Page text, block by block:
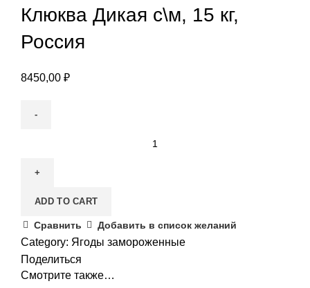
Клюква Дикая с\м, 15 кг,
Россия
8450,00 ₽
с\м,
Россия
quantity
ADD TO CART
Сравнить Добавить в список желаний
Category: Ягоды замороженные
Поделиться
Смотрите также…